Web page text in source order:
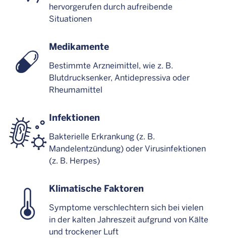
hervorgerufen durch aufreibende
Situationen
Medikamente
Bestimmte Arzneimittel, wie z. B.
Blutdrucksenker, Antidepressiva oder
Rheumamittel
Infektionen
Bakterielle Erkrankung (z. B.
Mandelentzündung) oder Virusinfektionen
(z. B. Herpes)
Klimatische Faktoren
Symptome verschlechtern sich bei vielen
in der kalten Jahreszeit aufgrund von Kälte
und trockener Luft